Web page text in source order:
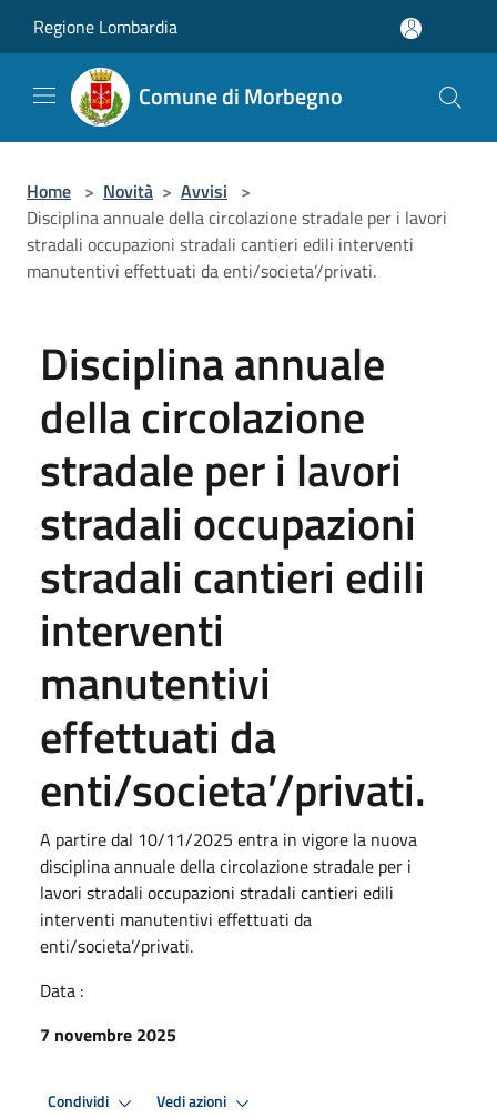
Regione Lombardia
Comune di Morbegno
Home > Novità > Avvisi >
Disciplina annuale della circolazione stradale per i lavori
stradali occupazioni stradali cantieri edili interventi
manutentivi effettuati da enti/societa’/privati.
Disciplina annuale
della circolazione
stradale per i lavori
stradali occupazioni
stradali cantieri edili
interventi
manutentivi
effettuati da
enti/societa’/privati.
A partire dal 10/11/2025 entra in vigore la nuova
disciplina annuale della circolazione stradale per i
lavori stradali occupazioni stradali cantieri edili
interventi manutentivi effettuati da
enti/societa’/privati.
Data :
7 novembre 2025
Condividi Vedi azioni